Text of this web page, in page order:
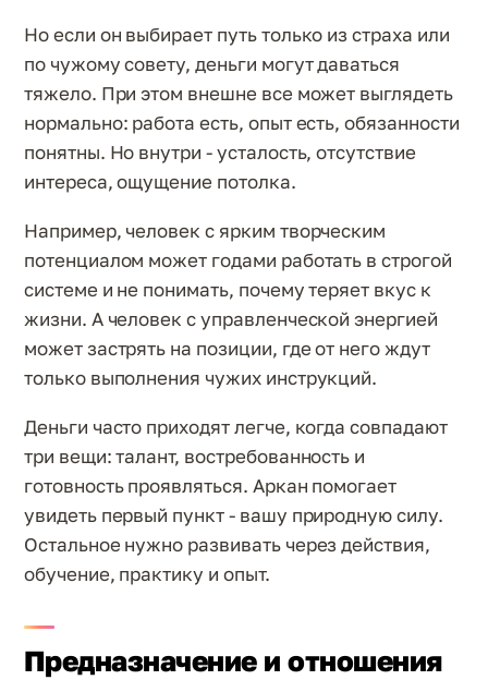
Но если он выбирает путь только из страха или
по чужому совету, деньги могут даваться
тяжело. При этом внешне все может выглядеть
нормально: работа есть, опыт есть, обязанности
понятны. Но внутри - усталость, отсутствие
интереса, ощущение потолка.
Например, человек с ярким творческим
потенциалом может годами работать в строгой
системе и не понимать, почему теряет вкус к
жизни. А человек с управленческой энергией
может застрять на позиции, где от него ждут
только выполнения чужих инструкций.
Деньги часто приходят легче, когда совпадают
три вещи: талант, востребованность и
готовность проявляться. Аркан помогает
увидеть первый пункт - вашу природную силу.
Остальное нужно развивать через действия,
обучение, практику и опыт.
Предназначение и отношения